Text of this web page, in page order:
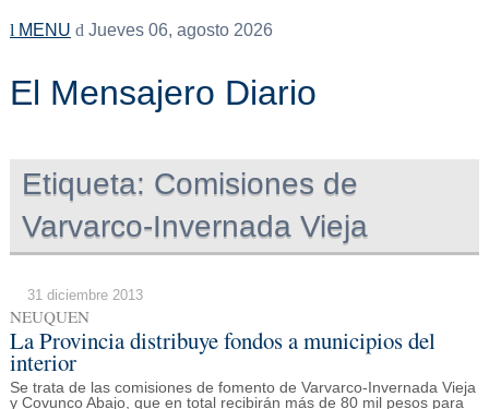
MENU Jueves 06, agosto 2026
El Mensajero Diario
Etiqueta: Comisiones de
Varvarco-Invernada Vieja
31 diciembre 2013
NEUQUEN
La Provincia distribuye fondos a municipios del
interior
Se trata de las comisiones de fomento de Varvarco-Invernada Vieja
y Covunco Abajo, que en total recibirán más de 80 mil pesos para